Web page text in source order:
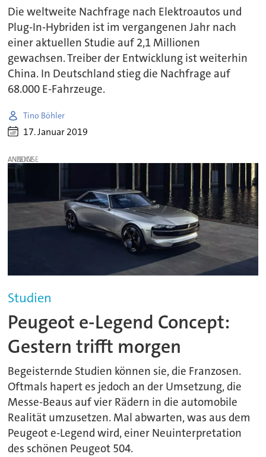
Die weltweite Nachfrage nach Elektroautos und
Plug-In-Hybriden ist im vergangenen Jahr nach
einer aktuellen Studie auf 2,1 Millionen
gewachsen. Treiber der Entwicklung ist weiterhin
China. In Deutschland stieg die Nachfrage auf
68.000 E-Fahrzeuge.
Tino Böhler
17. Januar 2019
ANZEIGE
Studien
Peugeot e-Legend Concept:
Gestern trifft morgen
Begeisternde Studien können sie, die Franzosen.
Oftmals hapert es jedoch an der Umsetzung, die
Messe-Beaus auf vier Rädern in die automobile
Realität umzusetzen. Mal abwarten, was aus dem
Peugeot e-Legend wird, einer Neuinterpretation
des schönen Peugeot 504.